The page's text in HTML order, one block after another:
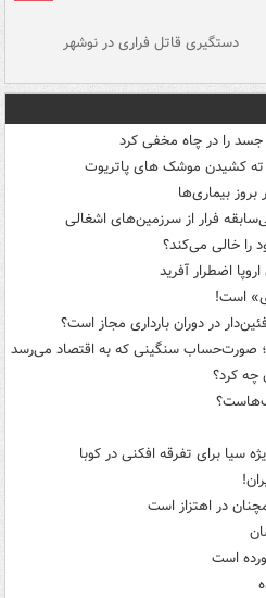
دستگیری قاتل فراری در نوشهر
را در چاه مخفی کرد
ته کشیدن موشک های پاتریوت
بیماری‌ها
فرار از سرزمین‌های اشغالی
را خالی می‌کند؟
اضطرار آفرید
است!
در دوران بارداری مجاز است؟
صورت‌حساب سنگینی که به اقتصاد می‌رسد
چه کرد؟
سیا برای تفرقه افکنی در کوبا
در اهتزاز است
است